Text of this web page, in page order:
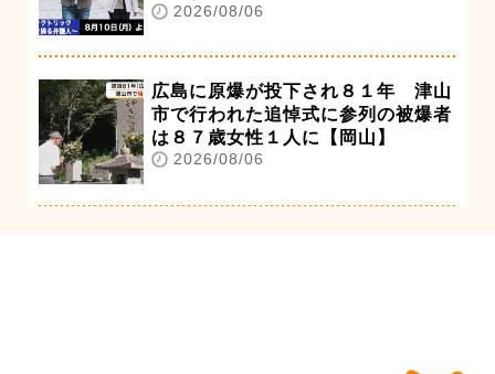
2026/08/06
広島に原爆が投下され８１年 津山
市で行われた追悼式に参列の被爆者
は８７歳女性１人に【岡山】
2026/08/06